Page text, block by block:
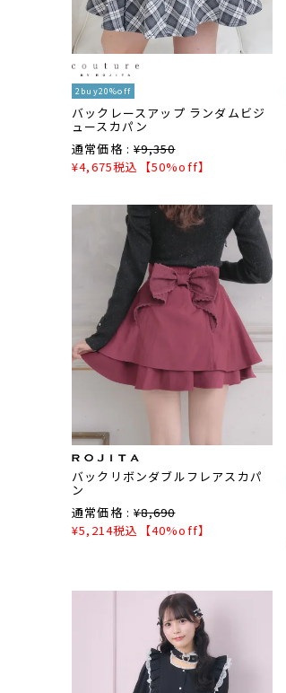
2buy20%off
バックレースアップ ランダムビジ
ュースカパン
通常価格 : ¥9,350
¥4,675税込 【50%off】
バックリボンダブルフレアスカパ
ン
通常価格 : ¥8,690
¥5,214税込 【40%off】